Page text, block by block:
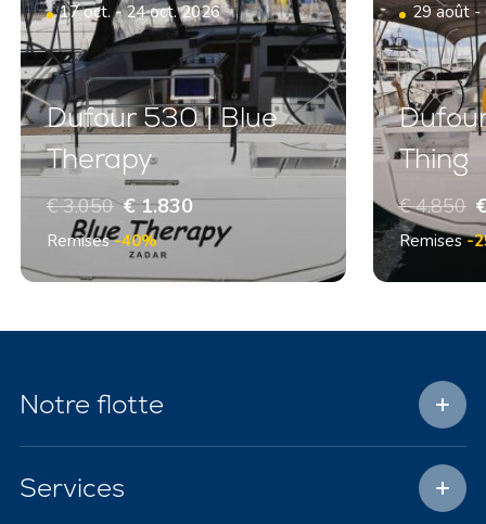
17 oct. - 24 oct. 2026
Dufour 530 | Blue
Therapy
€ 3.050 € 1.830
Remises-40%
29 août -
Thing
€ 4.850
Remises-
Notre flotte
Services